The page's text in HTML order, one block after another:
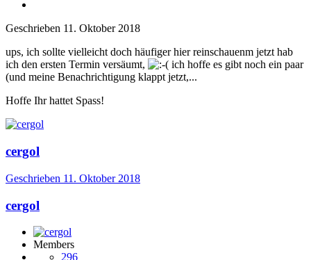
Geschrieben 11. Oktober 2018
ups, ich sollte vielleicht doch häufiger hier reinschauenm jetzt hab
ich den ersten Termin versäumt,
ich hoffe es gibt noch ein paar
(und meine Benachrichtigung klappt jetzt,...
Hoffe Ihr hattet Spass!
cergol
Geschrieben 11. Oktober 2018
cergol
Members
296